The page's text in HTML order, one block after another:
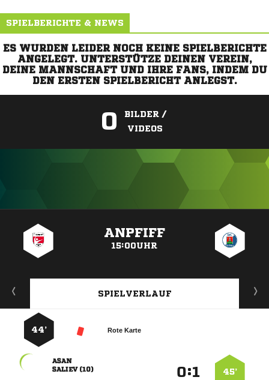
SPIELBERICHTE & NEWS
ES WURDEN LEIDER NOCH KEINE SPIELBERICHTE
ANGELEGT. UNTERSTÜTZE DEINEN VEREIN,
DEINE MANNSCHAFT UND IHRE FANS, INDEM DU
DEN ERSTEN SPIELBERICHT ANLEGST.
0
BILDER /
VIDEOS
ANPFIFF
15:00UHR
SPIELVERLAUF
Rote Karte
44’
45’
:

 